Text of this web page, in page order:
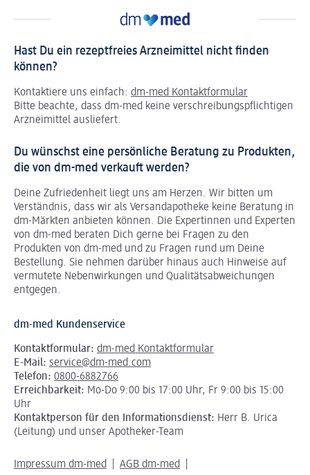
Hast Du ein rezeptfreies Arzneimittel nicht finden
können?
Kontaktiere uns einfach: dm-med Kontaktformular
Bitte beachte, dass dm-med keine verschreibungspflichtigen
Arzneimittel ausliefert.
Du wünschst eine persönliche Beratung zu Produkten,
die von dm-med verkauft werden?
Deine Zufriedenheit liegt uns am Herzen. Wir bitten um
Verständnis, dass wir als Versandapotheke keine Beratung in
dm-Märkten anbieten können. Die Expertinnen und Experten
von dm-med beraten Dich gerne bei Fragen zu den
Produkten von dm-med und zu Fragen rund um Deine
Bestellung. Sie nehmen darüber hinaus auch Hinweise auf
vermutete Nebenwirkungen und Qualitätsabweichungen
entgegen.
dm-med Kundenservice
Kontaktformular: dm-med Kontaktformular
E-Mail: service@dm-med.com
Telefon: 0800-6882766
Erreichbarkeit: Mo-Do 9:00 bis 17:00 Uhr, Fr 9:00 bis 15:00
Uhr
Kontaktperson für den Informationsdienst: Herr B. Urica
(Leitung) und unser Apotheker-Team
Impressum dm-med
AGB dm-med